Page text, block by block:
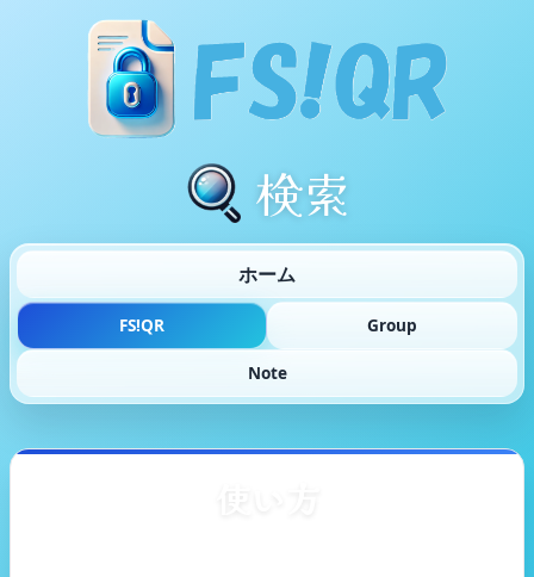
検索
ホーム
FS!QR Group
Note